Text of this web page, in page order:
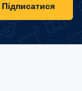
Підписатися